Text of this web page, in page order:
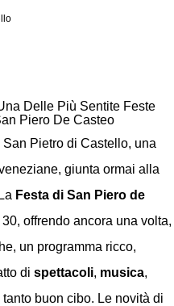
Delle Più Sentite Feste
Piero De Casteo
San Pietro di Castello, una
giunta ormai alla
Festa di San Piero de
offrendo ancora una volta,
un programma ricco,
di spettacoli, musica,
tanto buon cibo. Le novità di